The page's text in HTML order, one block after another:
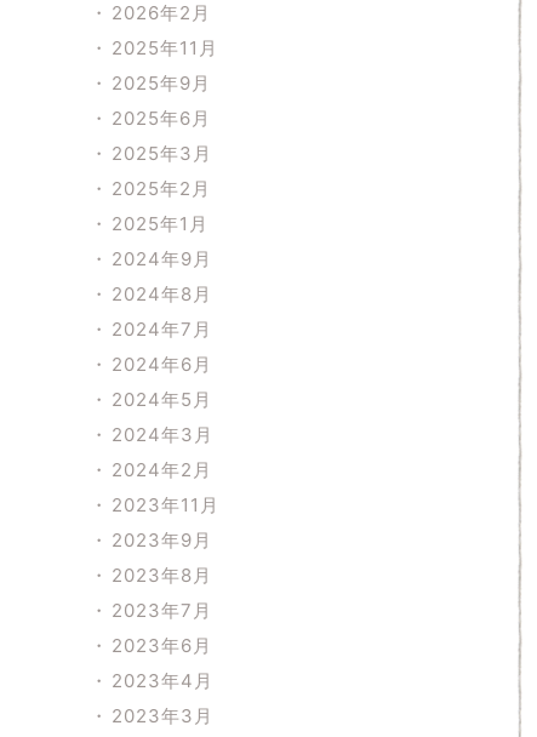
2026年2月
2025年11月
2025年9月
2025年6月
2025年3月
2025年2月
2025年1月
2024年9月
2024年8月
2024年7月
2024年6月
2024年5月
2024年3月
2024年2月
2023年11月
2023年9月
2023年8月
2023年7月
2023年6月
2023年4月
2023年3月